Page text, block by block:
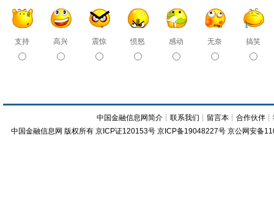
支持 高兴 震惊 愤怒 感动 无奈 搞笑
中国金融信息网简介 ┊联系我们 ┊ 留言本 ┊合作伙伴 ┊
中国金融信息网 版权所有 京ICP证120153号 京ICP备19048227号 京公网安备